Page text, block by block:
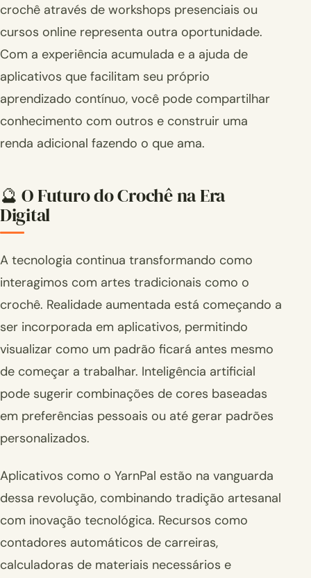
crochê através de workshops presenciais ou
cursos online representa outra oportunidade.
Com a experiência acumulada e a ajuda de
aplicativos que facilitam seu próprio
aprendizado contínuo, você pode compartilhar
conhecimento com outros e construir uma
renda adicional fazendo o que ama.
🔮 O Futuro do Crochê na Era
Digital
A tecnologia continua transformando como
interagimos com artes tradicionais como o
crochê. Realidade aumentada está começando a
ser incorporada em aplicativos, permitindo
visualizar como um padrão ficará antes mesmo
de começar a trabalhar. Inteligência artificial
pode sugerir combinações de cores baseadas
em preferências pessoais ou até gerar padrões
personalizados.
Aplicativos como o YarnPal estão na vanguarda
dessa revolução, combinando tradição artesanal
com inovação tecnológica. Recursos como
contadores automáticos de carreiras,
calculadoras de materiais necessários e